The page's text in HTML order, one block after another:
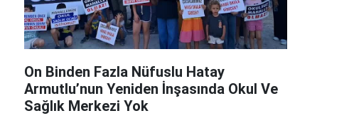
On Binden Fazla Nüfuslu Hatay
Armutlu’nun Yeniden İnşasında Okul Ve
Sağlık Merkezi Yok